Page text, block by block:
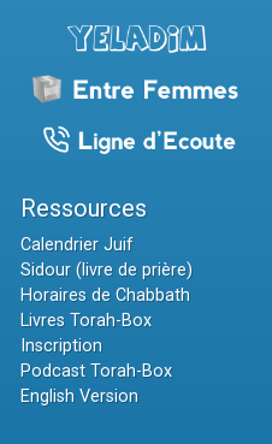
Ressources
Calendrier Juif
Sidour (livre de prière)
Horaires de Chabbath
Livres Torah-Box
Inscription
Podcast Torah-Box
English Version